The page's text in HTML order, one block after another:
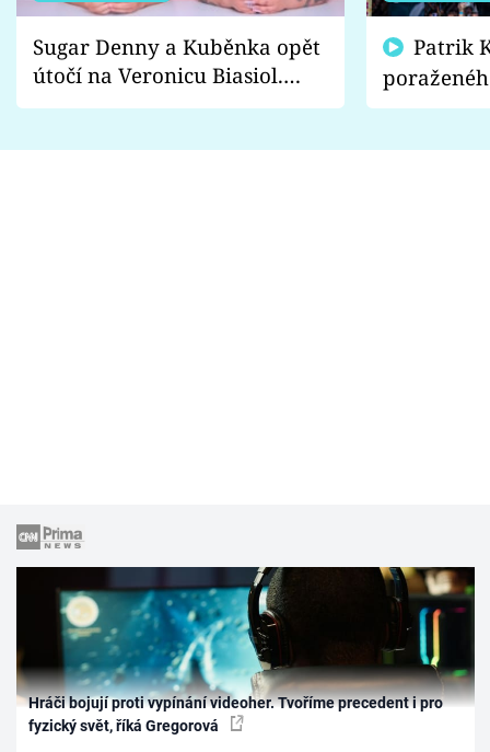
Sugar Denny a Kuběnka opět
útočí na Veronicu Biasiol.
Proč je podle nich falešná a
fanoušci
Hráči bojují proti vypínání videoher. Tvoříme precedent i pro
fyzický svět, říká Gregorová